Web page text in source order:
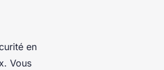
en
Vous